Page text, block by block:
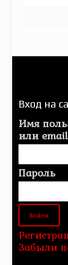
Вход на
Имя
или email
Пароль
Забыли